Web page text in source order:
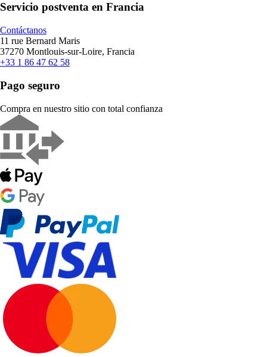
Servicio postventa en Francia
Contáctanos
11 rue Bernard Maris
37270 Montlouis-sur-Loire, Francia
+33 1 86 47 62 58
Pago seguro
Compra en nuestro sitio con total confianza